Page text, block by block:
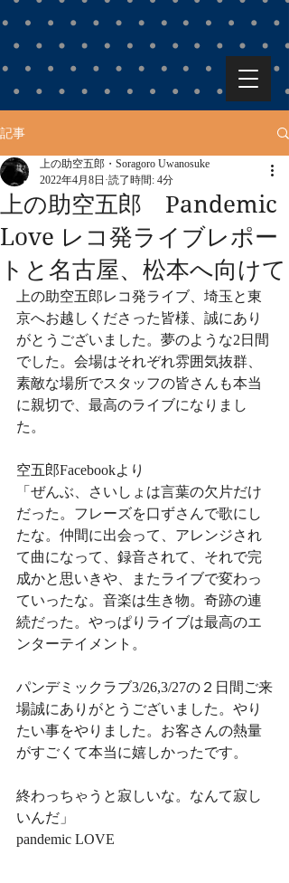
記事
上の助空五郎 Pandemic
Love レコ発ライブレポー
トと名古屋、松本へ向けて
上の助空五郎・Soragoro Uwanosuke
2022年4月8日 読了時間: 4分
上の助空五郎レコ発ライブ、埼玉と東
京へお越しくださった皆様、誠にあり
がとうございました。夢のような2日間
でした。会場はそれぞれ雰囲気抜群、
素敵な場所でスタッフの皆さんも本当
に親切で、最高のライブになりまし
た。
空五郎Facebookより
「ぜんぶ、さいしょは言葉の欠片だけ
だった。フレーズを口ずさんで歌にし
たな。仲間に出会って、アレンジされ
て曲になって、録音されて、それで完
成かと思いきや、またライブで変わっ
ていったな。音楽は生き物。奇跡の連
続だった。やっぱりライブは最高のエ
ンターテイメント。
パンデミックラブ3/26,3/27の２日間ご来
場誠にありがとうございました。やり
たい事をやりました。お客さんの熱量
がすごくて本当に嬉しかったです。
終わっちゃうと寂しいな。なんて寂し
いんだ」
pandemic LOVE